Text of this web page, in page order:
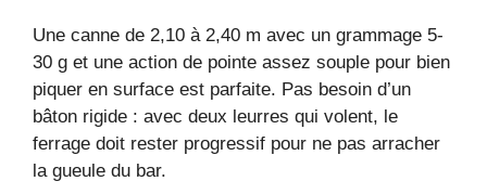
Une canne de 2,10 à 2,40 m avec un grammage 5-
30 g et une action de pointe assez souple pour bien
piquer en surface est parfaite. Pas besoin d’un
bâton rigide : avec deux leurres qui volent, le
ferrage doit rester progressif pour ne pas arracher
la gueule du bar.